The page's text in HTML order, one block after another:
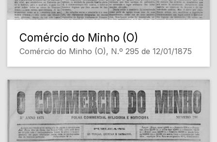
Comércio do Minho (O)
Comércio do Minho (O), N.º 295 de 12/01/1875